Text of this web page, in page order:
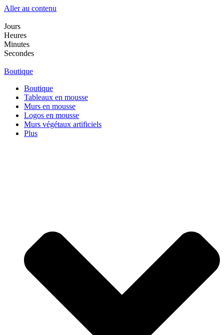
Aller au contenu
Jours
Heures
Minutes
Secondes
Boutique
Boutique
Tableaux en mousse
Murs en mousse
Logos en mousse
Murs végétaux artificiels
Plus